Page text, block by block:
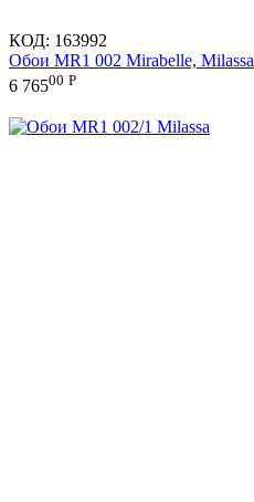
КОД: 163992
Обои MR1 002 Mirabelle, Milassa
6 76500 Р